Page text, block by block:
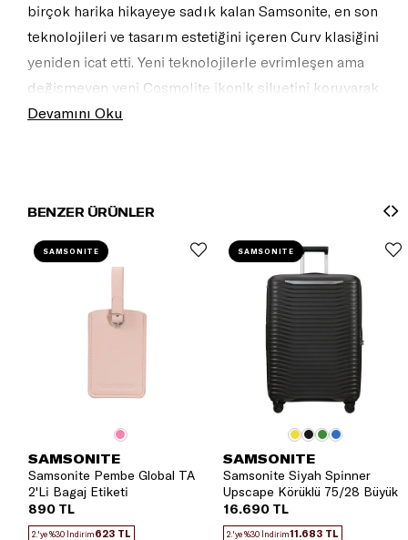
birçok harika hikayeye sadık kalan Samsonite, en son
teknolojileri ve tasarım estetiğini içeren Curv klasiğini
yeniden icat etti. Yeni teknolojilerle evrimleşen ama
değişmeyen yeni Cosmolite ikonik siluetini koruyarak
şimdi daha zarif üstelik çok daha hafif! Tüm bu
src="//shop.samsonite.co.uk/images/engl/grfx/
in-eu.jpg" alt="Made in Europe"/><br/> Bagajınızın
genişlik + yükseklik + derinlik (X + Y + Z) toplamı 158
cm’den büyük ve 292 cm’ye kadar ise oversize bagaj
olarak kabul edilir.<br/> Bagajınızın genişlik +
yükseklik + derinlik (X + Y + Z) toplamı 158 cm’den
büyük ve 292 cm’ye kadar ise oversize bagaj olarak
kabul edilir.
Devamını Oku
BENZER ÜRÜNLER
SAMSONITE
Samsonite Pembe Global TA
2'Li Bagaj Etiketi
890 TL
2.'ye %30 İndirim623 TL
SAMSONITE
SAMSONITE
Samsonite Siyah Spinner
Upscape Körüklü 75/28 Büyük
Boy Valiz
16.690 TL
2.'ye %30 İndirim11.683 TL
SAMSONITE